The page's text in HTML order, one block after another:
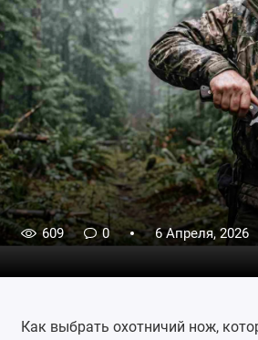
609 0 6 Апреля, 2026
Как выбрать охотничий нож,